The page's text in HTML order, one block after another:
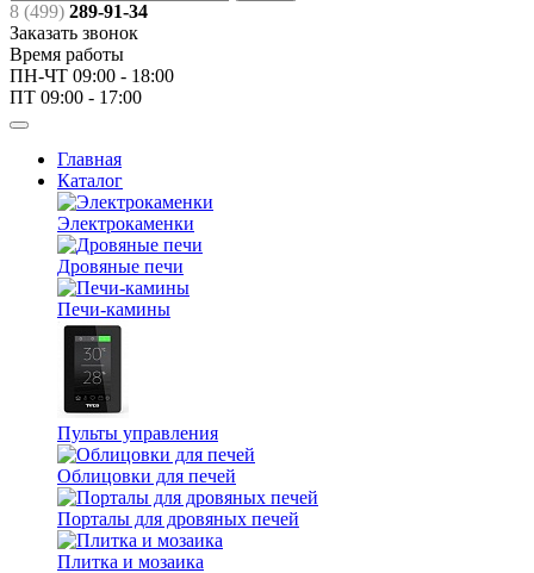
8 (499) 289-91-34
Заказать звонок
Время работы
ПН-ЧТ 09:00 - 18:00
ПТ 09:00 - 17:00
Главная
Каталог
Электрокаменки
Дровяные печи
Печи-камины
Пульты управления
Облицовки для печей
Порталы для дровяных печей
Плитка и мозаика